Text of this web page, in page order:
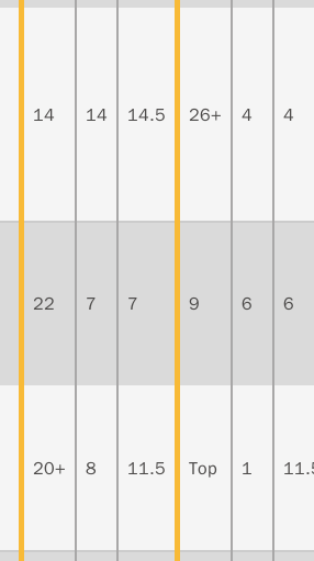
14 14 14.5 26+ 4 4
22 7 7 9 6 6
20+ 8 11.5 Top 1